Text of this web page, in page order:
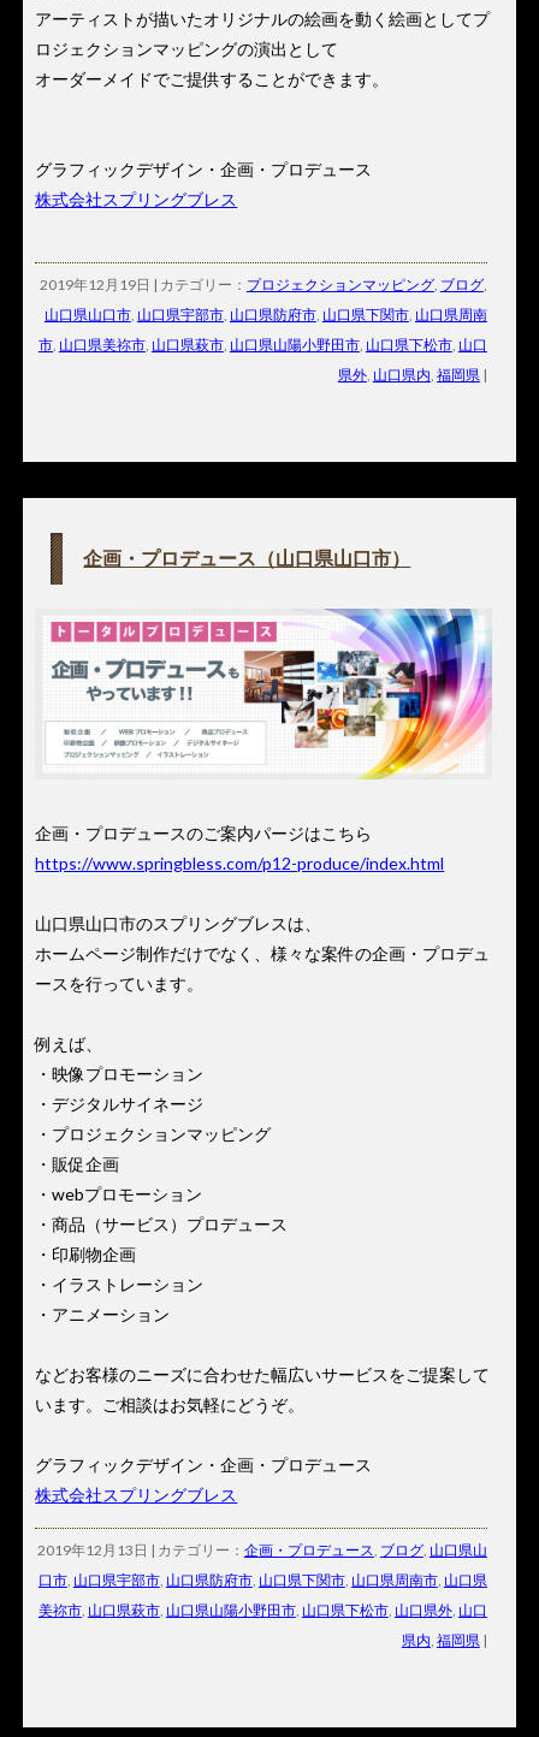
アーティストが描いたオリジナルの絵画を動く絵画としてプ
ロジェクションマッピングの演出として
オーダーメイドでご提供することができます。
グラフィックデザイン・企画・プロデュース
株式会社スプリングブレス
2019年12月19日 | カテゴリー： プロジェクションマッピング, ブログ,
山口県山口市, 山口県宇部市, 山口県防府市, 山口県下関市, 山口県周南
市, 山口県美祢市, 山口県萩市, 山口県山陽小野田市, 山口県下松市, 山口
県外, 山口県内 福岡県 |
企画・プロデュース（山口県山口市）
企画・プロデュースのご案内パージはこちら
https://www.springbless.com/p12-produce/index.html
山口県山口市のスプリングブレスは、
ホームページ制作だけでなく、様々な案件の企画・プロデュ
ースを行っています。
例えば、
・映像プロモーション
・デジタルサイネージ
・プロジェクションマッピング
・販促企画
・webプロモーション
・商品（サービス）プロデュース
・印刷物企画
・イラストレーション
・アニメーション
などお客様のニーズに合わせた幅広いサービスをご提案して
います。ご相談はお気軽にどうぞ。
グラフィックデザイン・企画・プロデュース
株式会社スプリングブレス
2019年12月13日 | カテゴリー： 企画・プロデュース ブログ, 山口県山
口市, 山口県宇部市, 山口県防府市, 山口県下関市, 山口県周南市, 山口県
美祢市, 山口県萩市, 山口県山陽小野田市, 山口県下松市, 山口県外, 山口
県内 福岡県 |